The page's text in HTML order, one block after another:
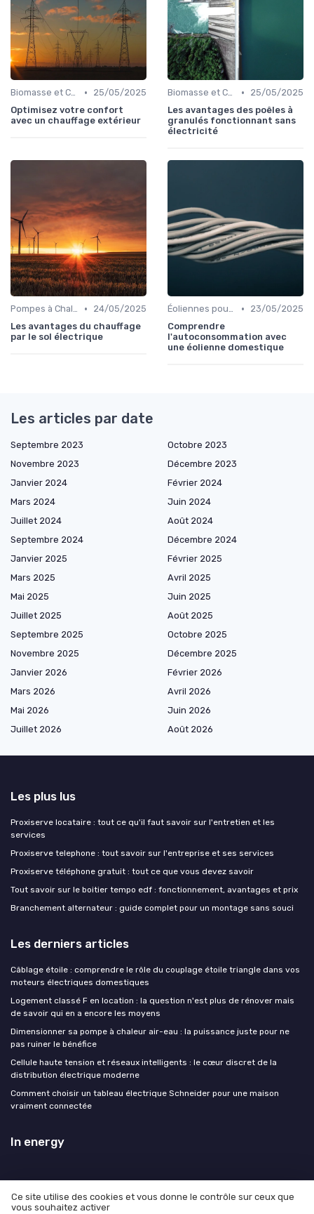
Biomasse et Chauffage Écologique •
25/05/2025
Optimisez votre confort
avec un chauffage extérieur
Biomasse et Chauffage Écologique •
25/05/2025
Les avantages des poêles à
granulés fonctionnant sans
électricité
Pompes à Chaleur et Géothermie •
24/05/2025
Les avantages du chauffage
par le sol électrique
Éoliennes pour Particuliers •
23/05/2025
Comprendre
l'autoconsommation avec
une éolienne domestique
Les articles par date
Septembre 2023
Octobre 2023
Novembre 2023
Décembre 2023
Janvier 2024
Février 2024
Mars 2024
Juin 2024
Juillet 2024
Août 2024
Septembre 2024
Décembre 2024
Janvier 2025
Février 2025
Mars 2025
Avril 2025
Mai 2025
Juin 2025
Juillet 2025
Août 2025
Septembre 2025
Octobre 2025
Novembre 2025
Décembre 2025
Janvier 2026
Février 2026
Mars 2026
Avril 2026
Mai 2026
Juin 2026
Juillet 2026
Août 2026
Les plus lus
Proxiserve locataire : tout ce qu'il faut savoir sur l'entretien et les
services
Proxiserve telephone : tout savoir sur l'entreprise et ses services
Proxiserve téléphone gratuit : tout ce que vous devez savoir
Tout savoir sur le boitier tempo edf : fonctionnement, avantages et prix
Branchement alternateur : guide complet pour un montage sans souci
Les derniers articles
Câblage étoile : comprendre le rôle du couplage étoile triangle dans vos
moteurs électriques domestiques
Logement classé F en location : la question n'est plus de rénover mais
de savoir qui en a encore les moyens
Dimensionner sa pompe à chaleur air-eau : la puissance juste pour ne
pas ruiner le bénéfice
Cellule haute tension et réseaux intelligents : le cœur discret de la
distribution électrique moderne
Comment choisir un tableau électrique Schneider pour une maison
vraiment connectée
In energy
Ce site utilise des cookies et vous donne le contrôle sur ceux que
vous souhaitez activer